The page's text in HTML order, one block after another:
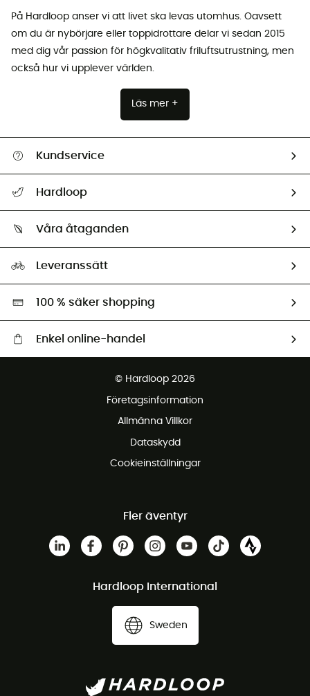
På Hardloop anser vi att livet ska levas utomhus. Oavsett
om du är nybörjare eller toppidrottare delar vi sedan 2015
med dig vår passion för högkvalitativ friluftsutrustning, men
också hur vi upplever världen.
Läs mer +
Kundservice
Retur & återbetalning
Hardloop
Ambassadörer
Våra åtaganden
Miljöanpassat urval
Leveranssätt
100 % säker shopping
Enkel online-handel
Gratis retur inom 100 dagar
© Hardloop 2026
Företagsinformation
Allmänna Villkor
Dataskydd
Cookieinställningar
Fler äventyr
Hardloop International
Sweden